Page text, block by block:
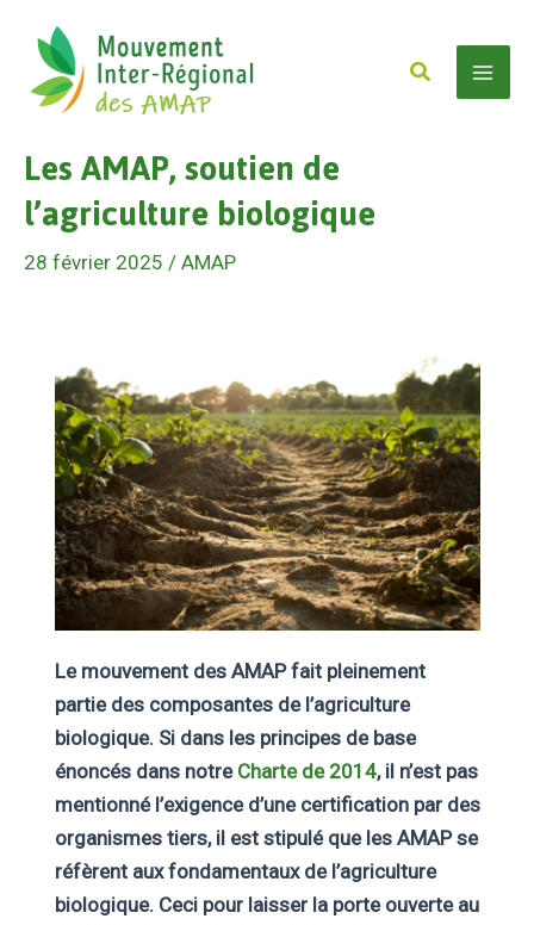
contenu
Rechercher
Les AMAP, soutien de
l’agriculture biologique
28 février 2025 / AMAP
Le mouvement des AMAP fait pleinement
partie des composantes de l’agriculture
biologique. Si dans les principes de base
énoncés dans notre Charte de 2014, il n’est pas
mentionné l’exigence d’une certification par des
organismes tiers, il est stipulé que les AMAP se
réfèrent aux fondamentaux de l’agriculture
biologique. Ceci pour laisser la porte ouverte au